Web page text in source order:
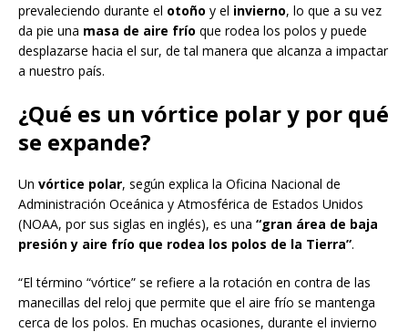
prevaleciendo durante el otoño y el invierno, lo que a su vez
da pie una masa de aire frío que rodea los polos y puede
desplazarse hacia el sur, de tal manera que alcanza a impactar
a nuestro país.
¿Qué es un vórtice polar y por qué
se expande?
Un vórtice polar, según explica la Oficina Nacional de
Administración Oceánica y Atmosférica de Estados Unidos
(NOAA, por sus siglas en inglés), es una “gran área de baja
presión y aire frío que rodea los polos de la Tierra”.
“El término “vórtice” se refiere a la rotación en contra de las
manecillas del reloj que permite que el aire frío se mantenga
cerca de los polos. En muchas ocasiones, durante el invierno